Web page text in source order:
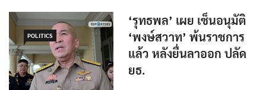
POLITICS
‘รุทธพล’ เผย เซ็นอนุมัติ
‘พงษ์สวาท’ พ้นราชการ
แล้ว หลังยื่นลาออก ปลัด
ยธ.